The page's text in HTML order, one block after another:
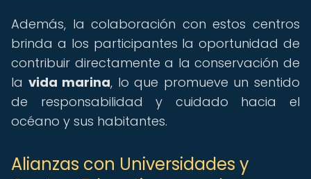
Además, la colaboración con estos centros
brinda a los participantes la oportunidad de
contribuir directamente a la conservación de
la vida marina, lo que promueve un sentido
de responsabilidad y cuidado hacia el
océano y sus habitantes.
Alianzas con Universidades y